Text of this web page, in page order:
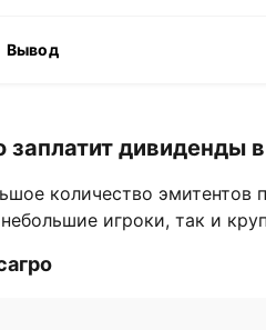
Вывод
заплатит дивиденды
количество эмитентов
игроки, так и